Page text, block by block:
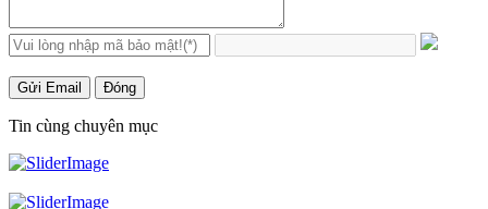
Gửi Email Đóng
Tin cùng chuyên mục